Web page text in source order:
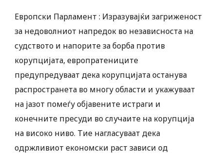
Европски Парламент : Изразувајќи загриженост
за недоволниот напредок во независноста на
судството и напорите за борба против
корупцијата, европратениците
предупредуваат дека корупцијата останува
распространета во многу области и укажуваат
на јазот помеѓу објавените истраги и
конечните пресуди во случаите на корупција
на високо ниво. Тие нагласуваат дека
одржливиот економски раст зависи од